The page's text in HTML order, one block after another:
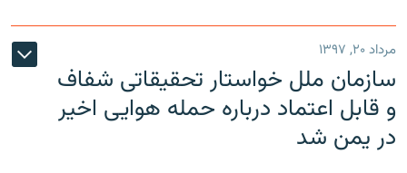
مرداد ۲۰, ۱۳۹۷
سازمان ملل خواستار تحقیقاتی شفاف
و قابل اعتماد درباره حمله هوایی اخیر
در یمن شد